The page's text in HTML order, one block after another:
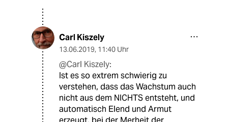
Carl Kiszely
13.06.2019, 11:40 Uhr
@Carl Kiszely:
Ist es so extrem schwierig zu
verstehen, dass das Wachstum auch
nicht aus dem NICHTS entsteht, und
automatisch Elend und Armut